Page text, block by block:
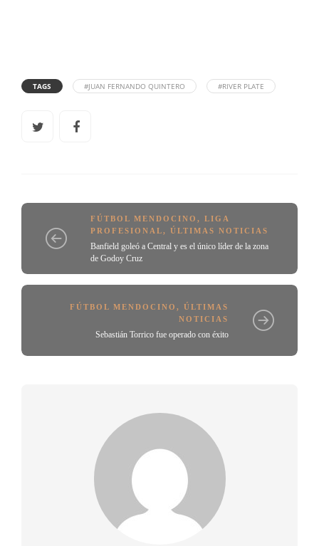
TAGS #JUAN FERNANDO QUINTERO #RIVER PLATE
FÚTBOL MENDOCINO , LIGA
PROFESIONAL, ÚLTIMAS NOTICIAS
Banfield goleó a Central y es el único líder de la zona
de Godoy Cruz
FÚTBOL MENDOCINO , ÚLTIMAS
NOTICIAS
Sebastián Torrico fue operado con éxito